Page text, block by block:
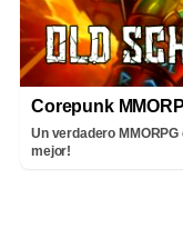
Corepunk
Un verdadero
mejor!